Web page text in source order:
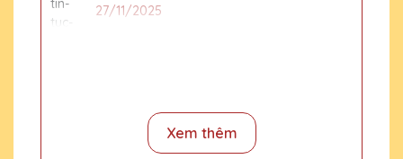
27/11/2025
Hoàng Thị Lệ
Xem thêm